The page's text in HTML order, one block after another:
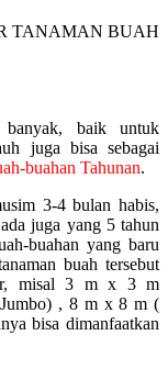
TANAMAN BUAH
banyak, baik untuk
juga bisa sebagai
buahan Tahunan.
3-4 bulan habis,
juga yang 5 tahun
buahan yang baru
buah tersebut
misal 3 m x 3 m
, 8 m x 8 m (
bisa dimanfaatkan